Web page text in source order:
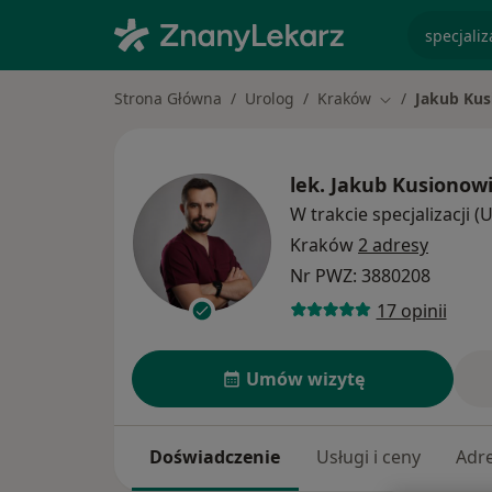
Strona Główna Urolog Kraków Zmień miasto
Jakub
lek. Jakub
W trakcie specjalizacji
Kraków2 adresy
Nr PWZ: 3880208
17 opinii
Umów wizytę
Doświadczenie Usługi i ceny